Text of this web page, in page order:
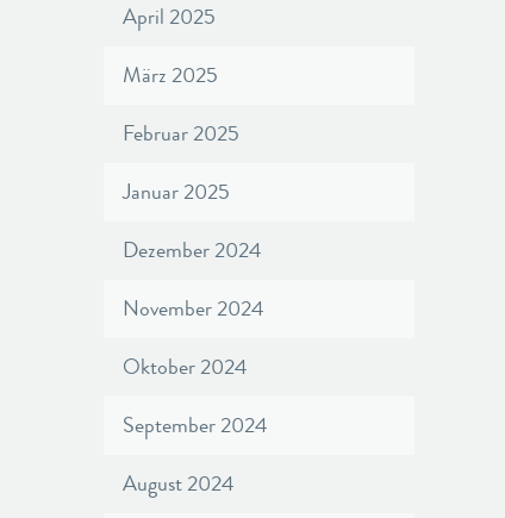
April 2025
März 2025
Februar 2025
Januar 2025
Dezember 2024
November 2024
Oktober 2024
September 2024
August 2024